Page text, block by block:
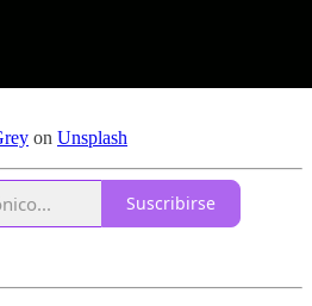
on Unsplash
Suscribirse